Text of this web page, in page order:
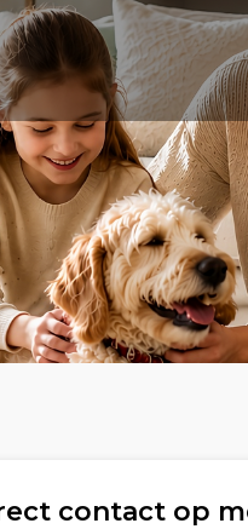
contact op